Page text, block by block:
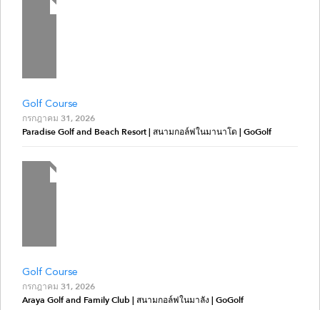
Golf Course
กรกฎาคม 31, 2026
Paradise Golf and Beach Resort | สนามกอล์ฟในมานาโด | GoGolf
Golf Course
กรกฎาคม 31, 2026
Araya Golf and Family Club | สนามกอล์ฟในมาลัง | GoGolf